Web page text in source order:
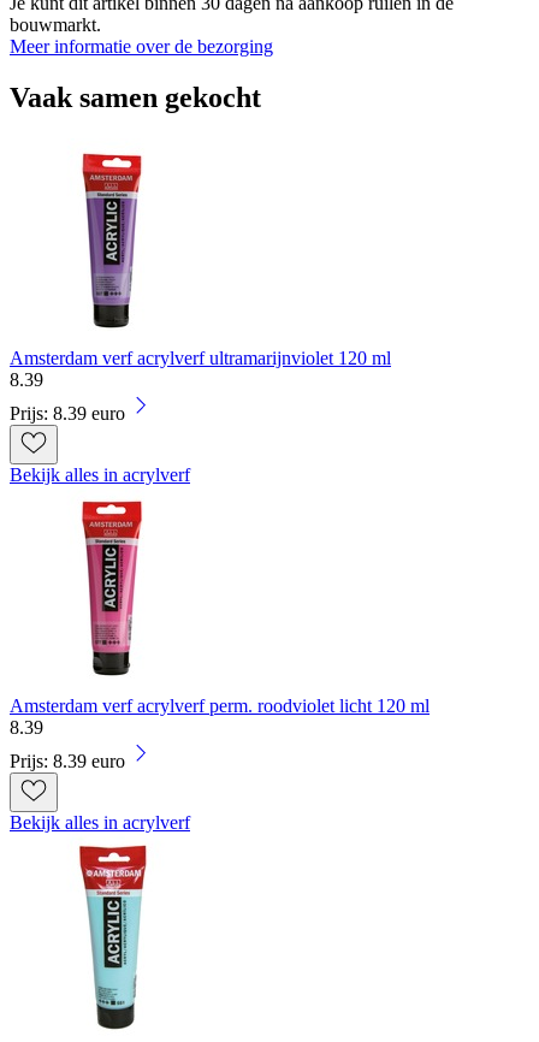
bouwmarkt.
Meer informatie over de bezorging
Vaak samen gekocht
Amsterdam verf acrylverf ultramarijnviolet 120 ml
8.39
Prijs: 8.39 euro
Bekijk alles in acrylverf
Amsterdam verf acrylverf perm. roodviolet licht 120 ml
8.39
Prijs: 8.39 euro
Bekijk alles in acrylverf